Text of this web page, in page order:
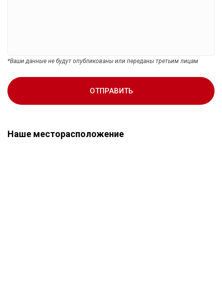
*Ваши данные не будут опубликованы или переданы третьим лицам
ОТПРАВИТЬ
Наше месторасположение